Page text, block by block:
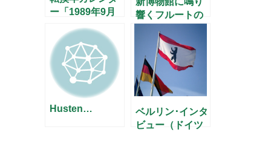
ー「1989年9月
響くフルートの
Husten…
ベルリン･インタ
ビュー（ドイツ